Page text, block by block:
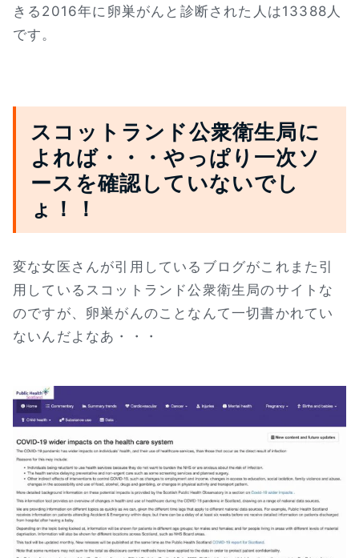
きる2016年に卵巣がんと診断された人は13388人
です。
スコットランド公衆衛生局に
よれば・・・やっぱり一次ソ
ースを確認していないでし
ょ！！
変な女医さんが引用しているブログがこれまた引
用しているスコットランド公衆衛生局のサイトな
のですが、卵巣がんのことなんて一切書かれてい
ないんだよなあ・・・